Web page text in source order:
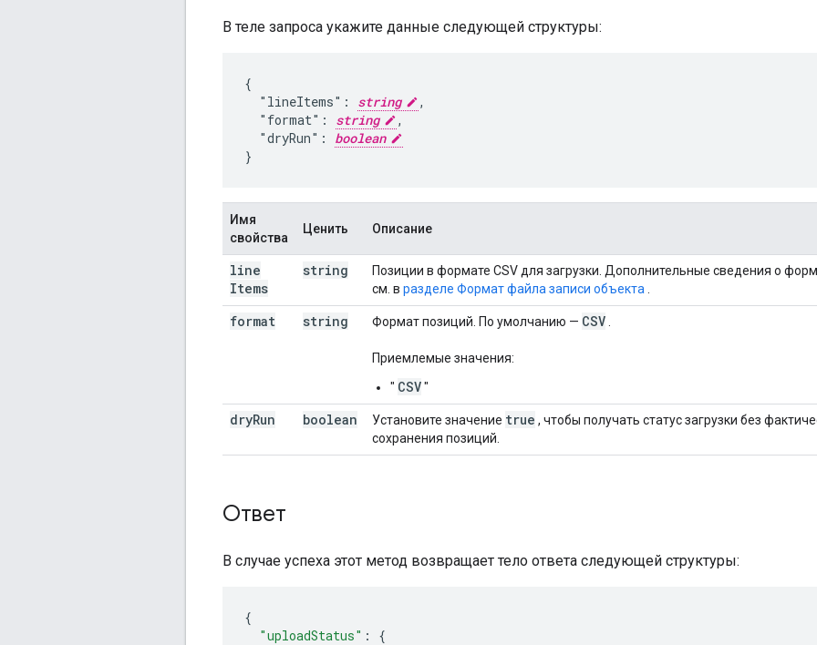
В теле запроса укажите данные следующей структуры:
{
  "lineItems":
string
,
  "format":
string
,
  "dryRun":
boolean
}
Имя
свойства
Ценить Описание
line
Items
string
Позиции в формате CSV для загрузки. Дополнительные сведения о
см. в разделе Формат файла записи объекта
format string Формат позиций. По умолчанию — CSV
Приемлемые значения:
" CSV"
dryRun boolean Установите значение true , чтобы получать статус загрузки без
сохранения позиций.
Ответ
В случае успеха этот метод возвращает тело ответа следующей структуры:
"uploadStatus" :